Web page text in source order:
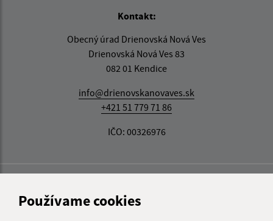
Používame cookies
Kontakt:
Obecný úrad Drienovská Nová Ves
Drienovská Nová Ves 83
082 01 Kendice
info@drienovskanovaves.sk
+421 51 779 71 86
IČO: 00326976